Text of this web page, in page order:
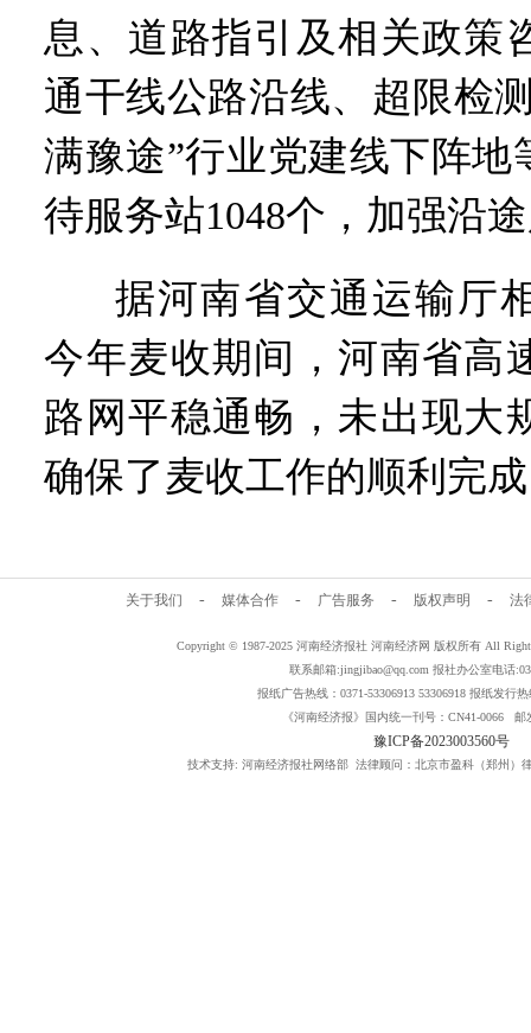
息、道路指引及相关政策
通干线公路沿线、超限检
满豫途”行业党建线下阵地
待服务站1048个，加强沿
据河南省交通运输厅
今年麦收期间，河南省高
路网平稳通畅，未出现大
确保了麦收工作的顺利完
关于我们 - 媒体合作 - 广告服务 - 版权声明 - 法
Copyright © 1987-2025 河南经济报社 河南经济网 版权所有 All
联系邮箱:jingjibao@qq.com 报社办公室电话
报纸广告热线：0371-53306913 53306918 报纸发行热
《河南经济报》国内统一刊号：CN41-0066 邮
豫ICP备2023003560号
技术支持: 河南经济报社网络部 法律顾问：北京市盈科（郑州